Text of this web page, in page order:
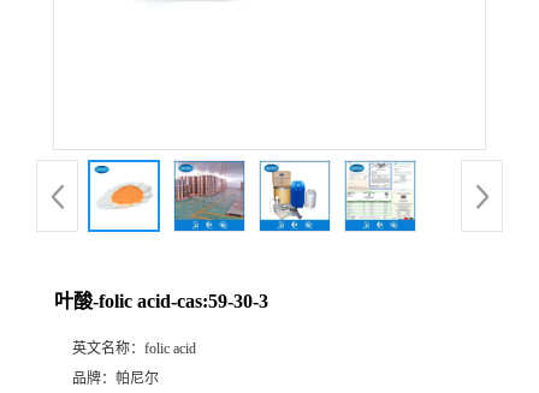
厅叶酸-folic acid-cas:59-30-3
英文名称： folic acid
品牌： 帕尼尔